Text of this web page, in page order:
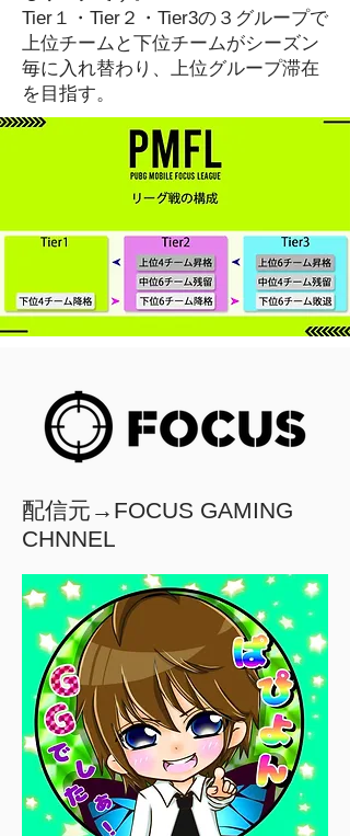
Tier１・Tier２・Tier3の３グループで
上位チームと下位チームがシーズン
毎に入れ替わり、上位グループ滞在
を目指す。
配信元→FOCUS GAMING
CHNNEL